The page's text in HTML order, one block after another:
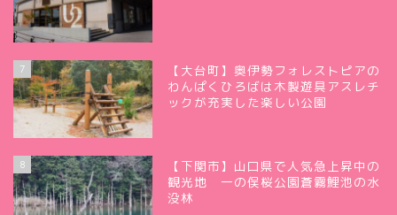
7
【大台町】奥伊勢フォレストピアの
わんぱくひろばは木製遊具アスレチ
ックが充実した楽しい公園
8
【下関市】山口県で人気急上昇中の
観光地 一の俣桜公園蒼霧鯉池の水
没林